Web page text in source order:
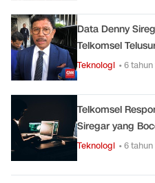
Data Denny
Telkomsel
Teknologi • 6
Telkomsel
Siregar yang
Teknologi • 6